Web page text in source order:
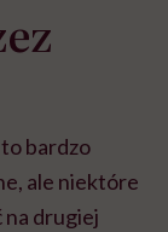
bardzo
ale niektóre
na drugiej